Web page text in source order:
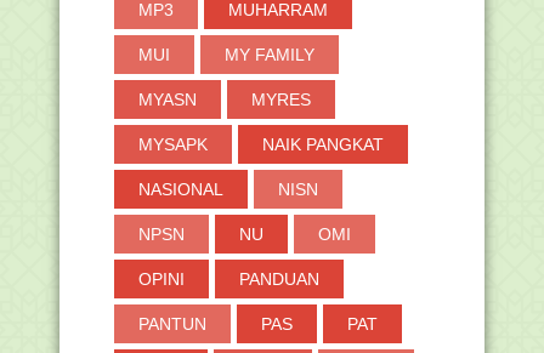
2018(264)
►2017(371)
►2016(2)
MP3 MUHARRAM
MUI MY FAMILY
MYASN MYRES
MYSAPK NAIK PANGKAT
NASIONAL NISN
NPSN NU OMI
OPINI PANDUAN
PANTUN PAS PAT